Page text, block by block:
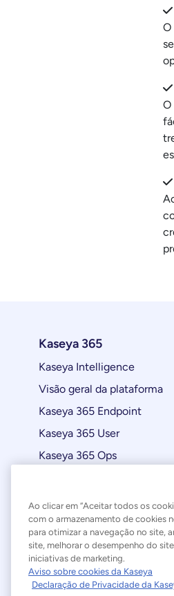
O
O
Kaseya 365
Kaseya Intelligence
Visão geral da plataforma
Kaseya 365 Endpoint
Kaseya 365 User
Kaseya 365 Ops
Atualizações de produtos
Ao clicar em “Aceitar todos os
com o armazenamento de cookies
para otimizar a navegação no site,
site, melhorar o desempenho do
iniciativas de marketing.
Aviso sobre cookies da Kaseya
Declaração de Privacidade da